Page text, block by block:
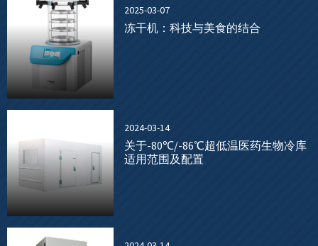
2025-03-07
冻干机：科技与美食的结合
2024-03-14
关于-80℃/-86℃超低温医药生物冷库
适用范围及配置